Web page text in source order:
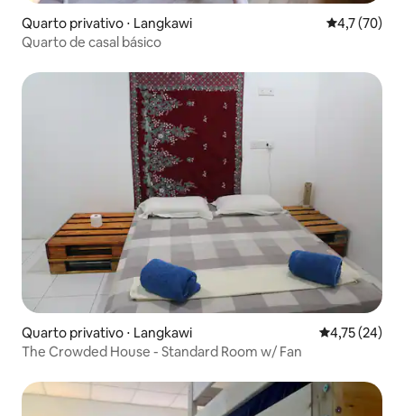
Quarto privativo ⋅ Langkawi 4,7 de uma
4,7 (70)
Quarto de casal básico
Quarto privativo ⋅ Langkawi 4,75 de uma
4,75 (24)
The Crowded House - Standard Room w/ Fan